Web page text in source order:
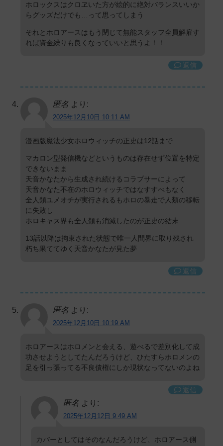
ホロックスはクロヱいた方が絵的に絶対バランスいいか
らグッズだけでも…って思ってしまう
それとホロアースはもう閉じて無能スタッフ全員解雇す
れば資金繰りも良くなっていいと思うよ！！
返信
匿名 より:
2025年12月10日 10:11 AM
漫画版魔法少女ホロウィッチの正史は12話まで
マカロン型発信機などというものは存在せず位置を特定
できないまま
天音かなたから生成され続けるコラプサーによって
天音かなた不在のホロウィッチではなすすべもなく
全人類ユメオチが実行されるもホロの暴走で人類の移転
に失敗し
ホロキャス界も全人類も消滅したのが正史の結末
13話以降は拘束された状態で唯一人間界に取り残され
朽ち果ててゆく天音かなたが見た夢
返信
匿名 より:
2025年12月10日 10:19 AM
ホロアースはホロメンと会える、遊べるで差別化して成
功させようとしてたんだろうけど、ひたすらホロメンの
足を引っ張ってる不良債権にしか現状なってないのよね
返信
匿名 より:
2025年12月12日 9:49 AM
カバーとしてはそのなんだろうけど、ホロアース側